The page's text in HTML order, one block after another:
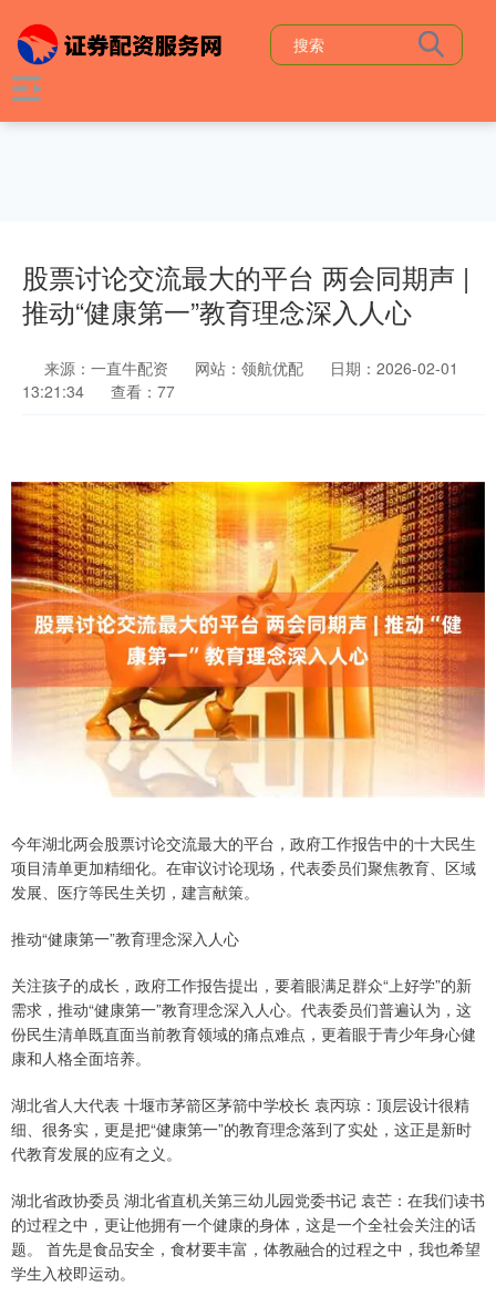
股票讨论交流最大的平台 两会同期声 |
推动“健康第一”教育理念深入人心
来源：一直牛配资 网站：领航优配
日期：2026-02-01
13:21:34
查看：77
今年湖北两会股票讨论交流最大的平台，政府工作报告中的十大民生
项目清单更加精细化。在审议讨论现场，代表委员们聚焦教育、区域
发展、医疗等民生关切，建言献策。
推动“健康第一”教育理念深入人心
关注孩子的成长，政府工作报告提出，要着眼满足群众“上好学”的新
需求，推动“健康第一”教育理念深入人心。代表委员们普遍认为，这
份民生清单既直面当前教育领域的痛点难点，更着眼于青少年身心健
康和人格全面培养。
湖北省人大代表 十堰市茅箭区茅箭中学校长 袁丙琼：顶层设计很精
细、很务实，更是把“健康第一”的教育理念落到了实处，这正是新时
代教育发展的应有之义。
湖北省政协委员 湖北省直机关第三幼儿园党委书记 袁芒：在我们读书
的过程之中，更让他拥有一个健康的身体，这是一个全社会关注的话
题。 首先是食品安全，食材要丰富，体教融合的过程之中，我也希望
学生入校即运动。